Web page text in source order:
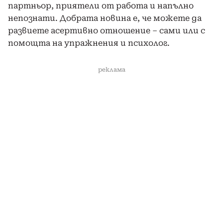
партньор, приятели от работа и напълно
непознати. Добрата новина е, че можете да
развиете асертивно отношение – сами или с
помощта на упражнения и психолог.
реклама